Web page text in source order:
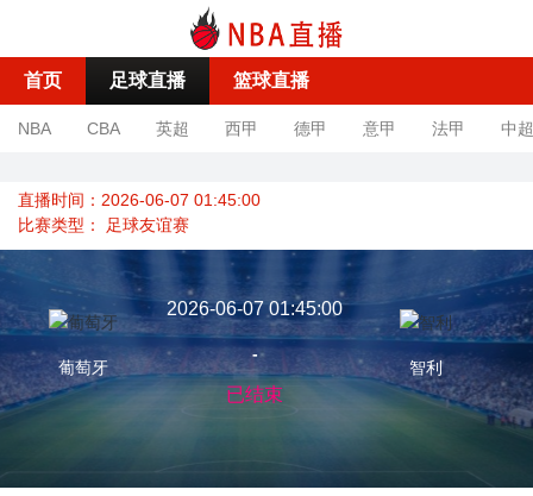
首页 足球直播 篮球直播
NBA CBA 英超 西甲 德甲 意甲 法甲 中超
直播时间：2026-06-07 01:45:00
比赛类型： 足球友谊赛
葡萄牙
2026-06-07 01:45:00
-
已结束
智利